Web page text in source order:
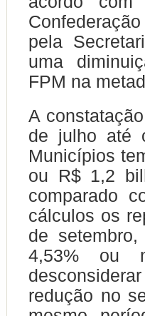
pela
uma
FPM na
A
de julho até
Municípios
ou R$ 1,2
comparado
cálculos os
de
4,53% ou
redução no